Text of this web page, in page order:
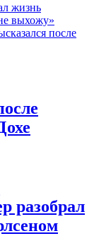
жизнь
выхожу»
после
разобрал